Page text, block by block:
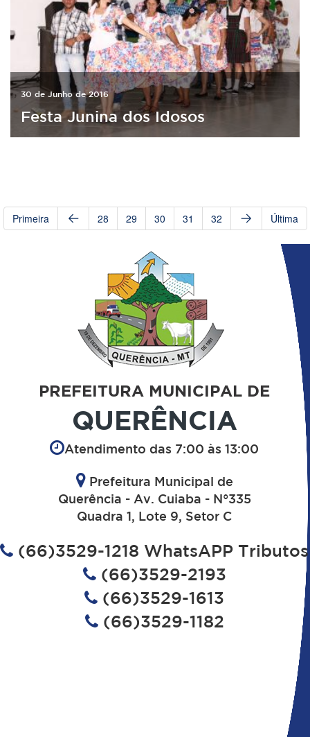
30 de Junho de 2016
Festa Junina dos Idosos
Primeira 28 29 30 31 32 Última
PREFEITURA MUNICIPAL DE
QUERÊNCIA
Atendimento das 7:00 às 13:00
Prefeitura Municipal de
Querência - Av. Cuiaba - N°335
Quadra 1, Lote 9, Setor C
(66)3529-1218 WhatsAPP Tributos
(66)3529-2193
(66)3529-1613
(66)3529-1182